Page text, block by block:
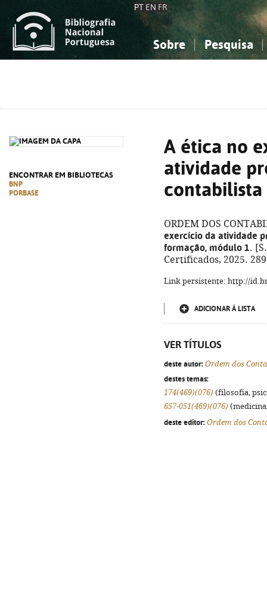
PT EN FR
Sobre Pesquisa
ENCONTRAR EM BIBLIOTECAS
BNP
PORBASE
A ética no
atividade
ORDEM DOS
exercício da atividade
formação, módulo 1.
Certificados, 2025.
Link persistente: http://
ADICIONAR À LISTA
VER TÍTULOS
deste autor: Ordem dos
destes temas:
174(469)(076) (filosofia,
657-051(469)(076)
deste editor: Ordem dos